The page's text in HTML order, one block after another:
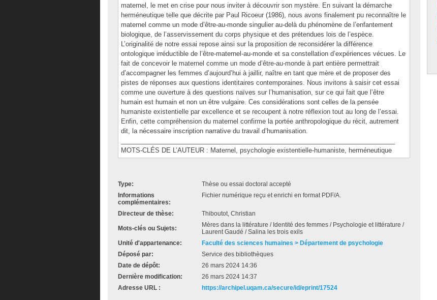
maternel, le met en crise pour nous inviter à découvrir son mystère. En suivant la démarche
herméneutique telle que décrite par Paul Ricoeur (1986), nous avons finalement pu reconnaître le
maternel comme un mode d’être-au-monde singulier au-delà du phénomène de l’enfantement
biologique, de l’asservissement du corps physique et des prétendues lois de l’espèce.
L’originalité de notre essai repose ainsi sur la proposition de reconsidérer la différence
ontologique irréductible de l’être-maternel-au-monde et sa constellation d’expériences vécues. Le
fait de concevoir le maternel comme un mode d’être-au-monde à part entière permettrait
d’accompagner les femmes d’aujourd’hui à jaillir, naître en tant que mère et de proposer des
pistes de réponses aux questions identitaires contemporaines. Nous invitons à saisir cet essai
comme une ouverture à des questions naïves sur l’humanisation, sur ce qui fait que l’être
humain est humain et non un être vulgaire. Ces considérations sont celles de la pensée
humaniste existentielle par excellence et se recoupent à notre réflexion tout au long de l’essai.
Enfin, cette compréhension du maternel confirme la portée anthropologique du récit, autrement
dit, la nécessaire inscription narrative du travail d’humanisation.
MOTS-CLÉS DE L’AUTEUR : Maternel, psychologie existentielle-humaniste, herméneutique
Type:
Thèse ou essai doctoral accepté
Informations
complémentaires:
Fichier numérique reçu et enrichi en format PDF/A.
Directeur de thèse: Thiboutot, Christian
Mots-clés ou Sujets:
Mères dans la littérature / Identité des femmes / Psychologie et littérature /
Laurent Gaudé / Salina les trois exils
Unité d'appartenance:
Faculté des sciences humaines > Département de psychologie
Déposé par:
Service des bibliothèques
Date de dépôt:
26 mars 2024 14:36
Dernière modification:
26 mars 2024 14:37
Adresse URL :
https://archipel.uqam.ca/secure/id/eprint/17524